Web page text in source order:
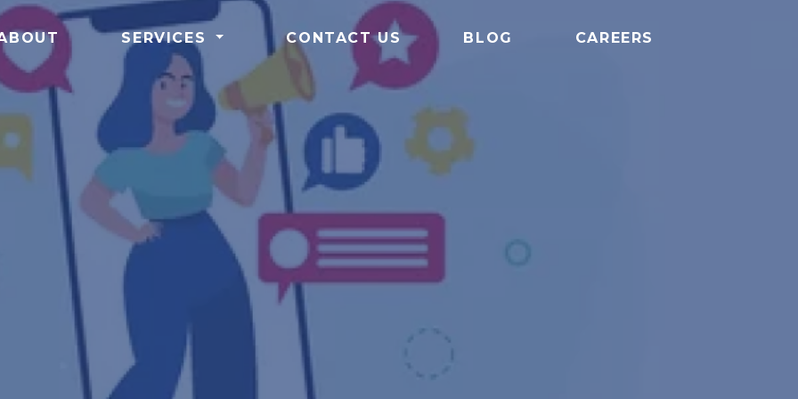
SERVICES CONTACT US BLOG CAREERS